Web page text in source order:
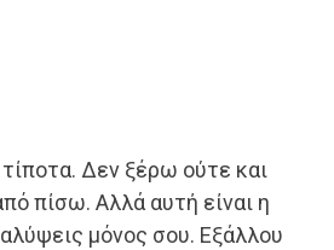
Δεν ξέρω ούτε και
πίσω. Αλλά αυτή είναι η
μόνος σου. Εξάλλου